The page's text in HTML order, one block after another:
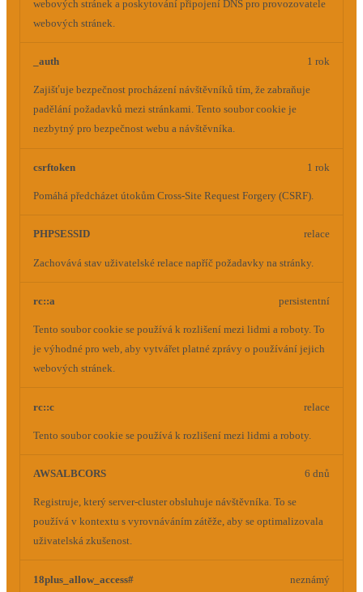
webových stránek a poskytování připojení DNS pro provozovatele
webových stránek.
_auth
Zajišťuje bezpečnost procházení návštěvníků tím, že zabraňuje
padělání požadavků mezi stránkami. Tento soubor cookie je
nezbytný pro bezpečnost webu a návštěvníka.
1 rok
csrftoken
Pomáhá předcházet útokům Cross-Site Request Forgery (CSRF).
1 rok
PHPSESSID
Zachovává stav uživatelské relace napříč požadavky na stránky.
relace
rc::a
Tento soubor cookie se používá k rozlišení mezi lidmi a roboty. To
je výhodné pro web, aby vytvářet platné zprávy o používání jejich
webových stránek.
persistentní
rc::c
Tento soubor cookie se používá k rozlišení mezi lidmi a roboty.
relace
AWSALBCORS
Registruje, který server-cluster obsluhuje návštěvníka. To se
používá v kontextu s vyrovnáváním zátěže, aby se optimalizovala
uživatelská zkušenost.
6 dnů
18plus_allow_access# neznámý